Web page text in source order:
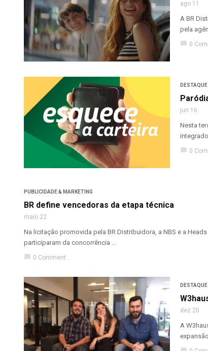
ago 11
A BR
pela
chat_bubble 0
DESTAQUE
jun 16
Nesta
chat_bubble 0
PUBLICIDADE & MARKETING
BR define vencedoras da etapa técnica
maio 22
Na licitação promovida pela BR Distribuidora, a NBS e a
participaram da concorrência ...
chat_bubble 0 Comment
DESTAQUE
dez 20
A